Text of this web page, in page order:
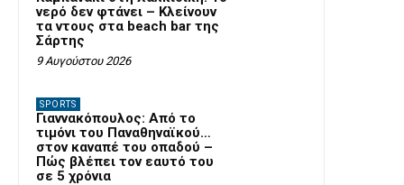
νερό δεν φτάνει – Κλείνουν
τα ντους στα beach bar της
Σάρτης
9 Αυγούστου 2026
SPORTS
Γιαννακόπουλος: Από το
τιμόνι του Παναθηναϊκού…
στον καναπέ του οπαδού –
Πώς βλέπει τον εαυτό του
σε 5 χρόνια